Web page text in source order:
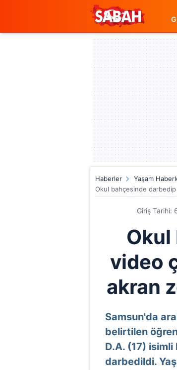
Haberler
Yaşam
Okul bahçesinde
Giriş Tarihi:
video
akran
Samsun'da
belirtilen
D.A. (17) isimli
darbedildi.